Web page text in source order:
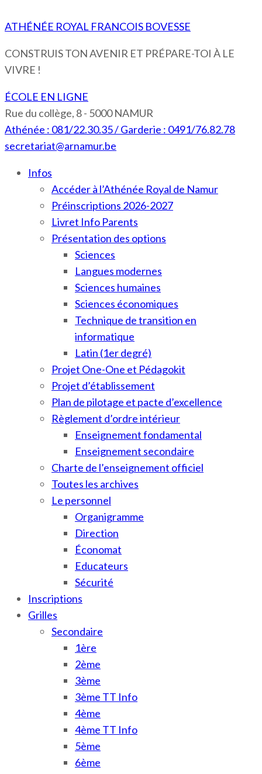
ATHÉNÉE ROYAL FRANCOIS BOVESSE
CONSTRUIS TON AVENIR ET PRÉPARE-TOI À LE
VIVRE !
ÉCOLE EN LIGNE
Rue du collège, 8 - 5000 NAMUR
Athénée : 081/22.30.35 / Garderie : 0491/76.82.78
secretariat@arnamur.be
Infos
Accéder à l’Athénée Royal de Namur
Préinscriptions 2026-2027
Livret Info Parents
Présentation des options
Sciences
Langues modernes
Sciences humaines
Sciences économiques
Technique de transition en
informatique
Latin (1er degré)
Projet One-One et Pédagokit
Projet d’établissement
Plan de pilotage et pacte d’excellence
Règlement d’ordre intérieur
Enseignement fondamental
Enseignement secondaire
Charte de l’enseignement officiel
Toutes les archives
Le personnel
Organigramme
Direction
Économat
Educateurs
Sécurité
Inscriptions
Grilles
Secondaire
1ère
2ème
3ème
3ème TT Info
4ème
4ème TT Info
5ème
6ème